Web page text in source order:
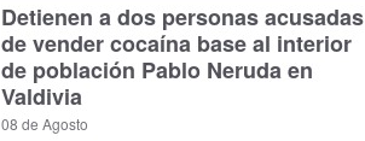
Detienen a dos personas acusadas
de vender cocaína base al interior
de población Pablo Neruda en
Valdivia
08 de Agosto